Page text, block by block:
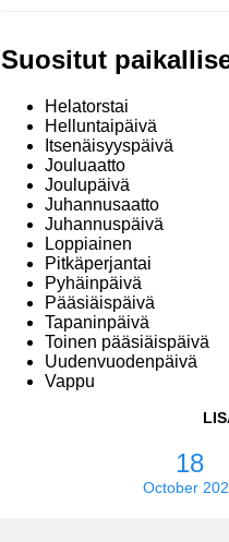
Suositut
Helatorstai
Helluntaipäivä
Itsenäisyyspäivä
Jouluaatto
Joulupäivä
Juhannusaatto
Juhannuspäivä
Loppiainen
Pitkäperjantai
Pyhäinpäivä
Pääsiäispäivä
Tapaninpäivä
Toinen pääsiäispäivä
Uudenvuodenpäivä
Vappu
18
October